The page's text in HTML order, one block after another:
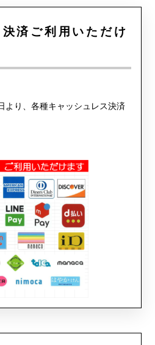
済ご利用いただけ
より、各種キャッシュレス決済